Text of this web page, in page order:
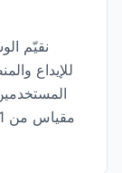
نقيّم
للإيداع